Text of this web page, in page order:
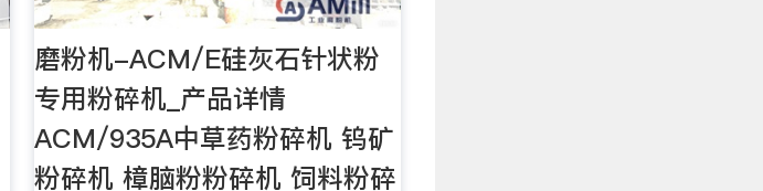
磨粉机-ACM/E硅灰石针状粉
专用粉碎机_产品详情
ACM/935A中草药粉碎机 钨矿
粉碎机 樟脑粉粉碎机 饲料粉碎